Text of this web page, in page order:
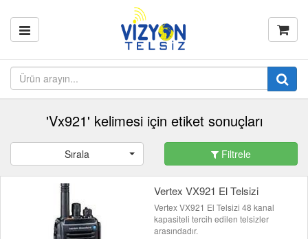
'Vx921' kelimesi için etiket sonuçları
Sırala Filtrele
Vertex VX921 El Telsizi
Vertex VX921 El Telsizi 48 kanal
kapasiteli tercih edilen telsizler
arasındadır.